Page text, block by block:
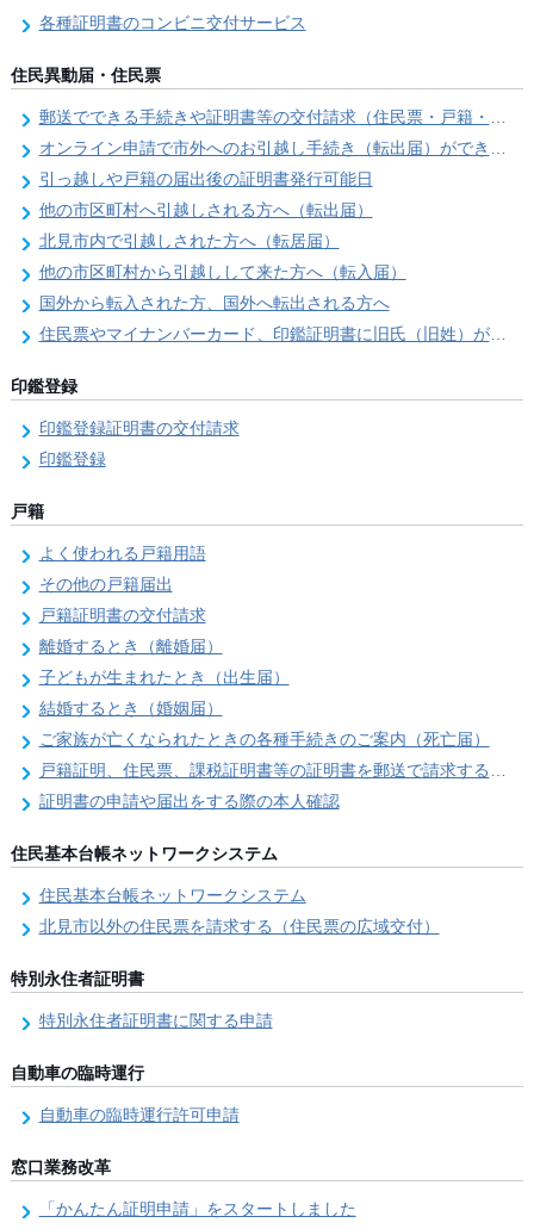
各種証明書のコンビニ交付サービス
住民異動届・住民票
郵送でできる手続きや証明書等の交付請求（住民票・戸籍・国民年金関係）
オンライン申請で市外へのお引越し手続き（転出届）ができます
引っ越しや戸籍の届出後の証明書発行可能日
他の市区町村へ引越しされる方へ（転出届）
北見市内で引越しされた方へ（転居届）
他の市区町村から引越しして来た方へ（転入届）
国外から転入された方、国外へ転出される方へ
住民票やマイナンバーカード、印鑑証明書に旧氏（旧姓）が併記できるようになりました！
印鑑登録
印鑑登録証明書の交付請求
印鑑登録
戸籍
よく使われる戸籍用語
その他の戸籍届出
戸籍証明書の交付請求
離婚するとき（離婚届）
子どもが生まれたとき（出生届）
結婚するとき（婚姻届）
ご家族が亡くなられたときの各種手続きのご案内（死亡届）
戸籍証明、住民票、課税証明書等の証明書を郵送で請求する際の本人確認
証明書の申請や届出をする際の本人確認
住民基本台帳ネットワークシステム
住民基本台帳ネットワークシステム
北見市以外の住民票を請求する（住民票の広域交付）
特別永住者証明書
特別永住者証明書に関する申請
自動車の臨時運行
自動車の臨時運行許可申請
窓口業務改革
「かんたん証明申請」をスタートしました